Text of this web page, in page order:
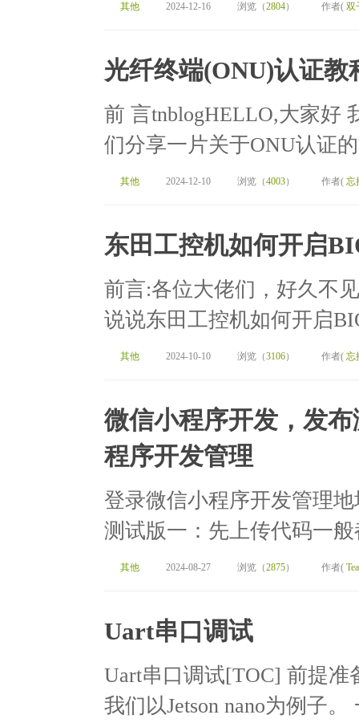
其他 2024-12-16 浏览（2804） 作者( 双
光纤终端(ONU)认证教
前 言tnblogHELLO,大家好
们分享一片关于ONU认证
其他 2024-12-10 浏览（4003） 作者( 忘
东田工控机如何开启
前言:各位大佬们，好久不
说说东田工控机如何开启
其他 2024-10-10 浏览（3106） 作者( 忘
微信小程序开发，发
程序开发管理
登录微信小程序开发管理地
测试版一：先上传代码一
其他 2024-08-27 浏览（2875） 作者(
Uart串口调试
Uart串口调试[TOC] 前提准
我们以Jetson nano为例子